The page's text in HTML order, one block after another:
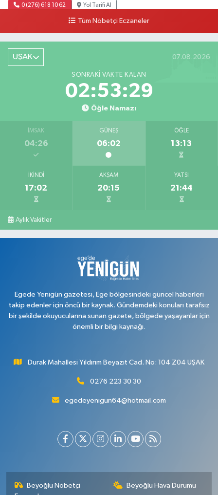
0 (276) 618 10 62 Yol Tarifi Al
Camikebir Mahallesi, Hürriyet Caddesi No:51 A Ulubey Uşak
0 (276) 716 14 02
Barış Eczanesi
Konak Mahallesi, İnönü Caddesi, No:2 Karahallı Uşak
Yol Tarifi Al
Atatürk Mahallesi, 2. Saçma Sokak No:5 Merkez Uşak
Ege Hayat Eczanesi
Mehmet Akif Ersoy Mahallesi, Şehit İsmail Çetin Sokak No:45 Merkez
0 (276) 999 19 59
Dikilitaş Mahallesi, Camii Sokak No:7 A Merkez Uşak
Yol Tarifi Al
Tüm Nöbetçi Eczaneler
UŞAK 07.08.2026
SONRAKI VAKTE KALAN
02:53:28
Öğle Namazı
İMSAK
04:26
GÜNEŞ
06:02
ÖĞLE
13:13
İKINDI
17:02
AKŞAM
20:15
YATSI
21:44
Aylık Vakitler
Egede Yenigün gazetesi, Ege bölgesindeki güncel haberleri
takip edenler için öncü bir kaynak. Gündemdeki konuları tarafsız
bir şekilde okuyucularına sunan gazete, bölgede yaşayanlar için
önemli bir bilgi kaynağı.
Durak Mahallesi Yıldırım Beyazıt Cad. No: 104 Z04 UŞAK
0276 223 30 30
egedeyenigun64@hotmail.com
Beyoğlu Nöbetçi
Beyoğlu Hava Durumu